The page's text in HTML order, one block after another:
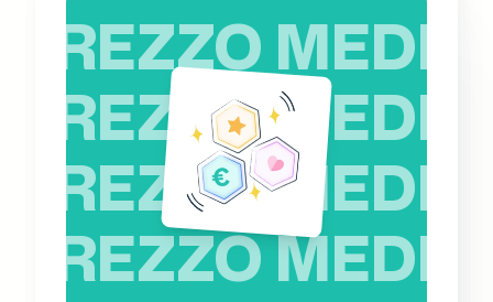
PREZZO MEDIO
PREZZO MEDIO
PREZZO MEDIO
PREZZO MEDIO